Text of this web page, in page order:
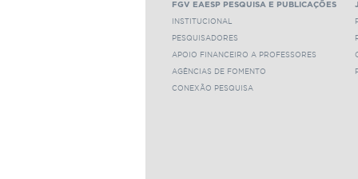
FGV EAESP PESQUISA E PUBLICAÇÕES
INSTITUCIONAL
PESQUISADORES
APOIO FINANCEIRO A PROFESSORES
AGÊNCIAS DE FOMENTO
CONEXÃO PESQUISA